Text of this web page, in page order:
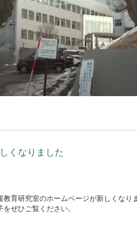
くなりました
育研究室のホームページが新しくなり
ぜひご覧ください。